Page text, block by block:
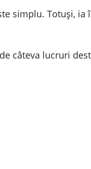
simplu. Totuși, ia
câteva lucruri